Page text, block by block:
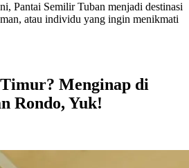
Pantai Semilir Tuban menjadi destinasi
atau individu yang ingin menikmati
Menginap di
Rondo, Yuk!